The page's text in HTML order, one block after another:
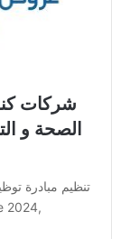
شركات